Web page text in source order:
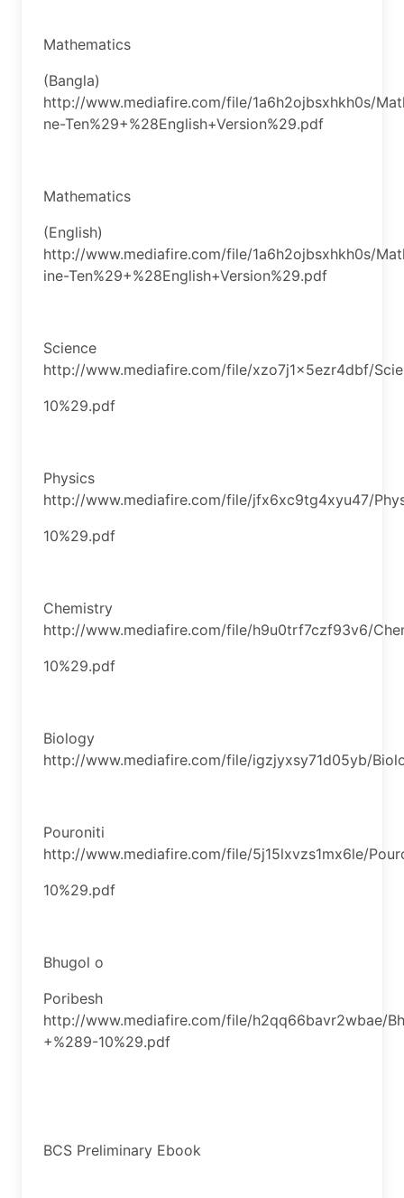
Mathematics
(Bangla)
http://www.mediafire.com/file/1a6h2ojbsxhkh0s/
ne-Ten%29+%28English+Version%29.pdf
Mathematics
(English)
http://www.mediafire.com/file/1a6h2ojbsxhkh0s/
ine-Ten%29+%28English+Version%29.pdf
Science
http://www.mediafire.com/file/xzo7j1x5ezr4dbf/
10%29.pdf
Physics
http://www.mediafire.com/file/jfx6xc9tg4xyu47/
10%29.pdf
Chemistry
http://www.mediafire.com/file/h9u0trf7czf93v6/
10%29.pdf
Biology
http://www.mediafire.com/file/igzjyxsy71d05yb/
Pouroniti
http://www.mediafire.com/file/5j15lxvzs1mx6le/
10%29.pdf
Bhugol o
Poribesh
http://www.mediafire.com/file/h2qq66bavr2wbae/
+%289-10%29.pdf
BCS Preliminary Ebook